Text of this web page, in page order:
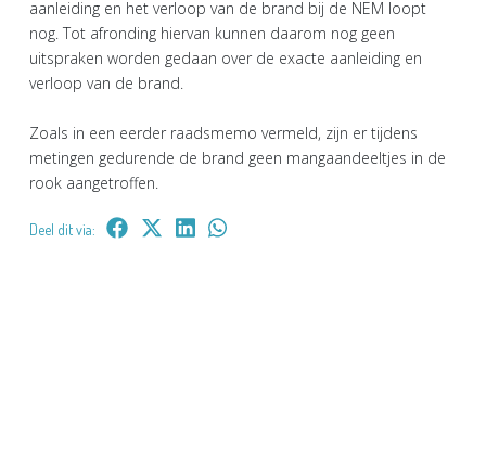
aanleiding en het verloop van de brand bij de NEM loopt
nog. Tot afronding hiervan kunnen daarom nog geen
uitspraken worden gedaan over de exacte aanleiding en
verloop van de brand.
Zoals in een eerder raadsmemo vermeld, zijn er tijdens
metingen gedurende de brand geen mangaandeeltjes in de
rook aangetroffen.
Deel dit via: